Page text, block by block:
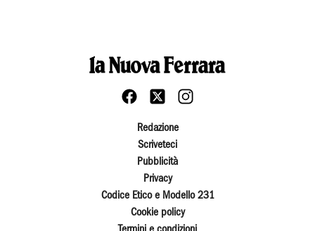
Redazione
Scriveteci
Pubblicità
Privacy
Codice Etico e Modello 231
Cookie policy